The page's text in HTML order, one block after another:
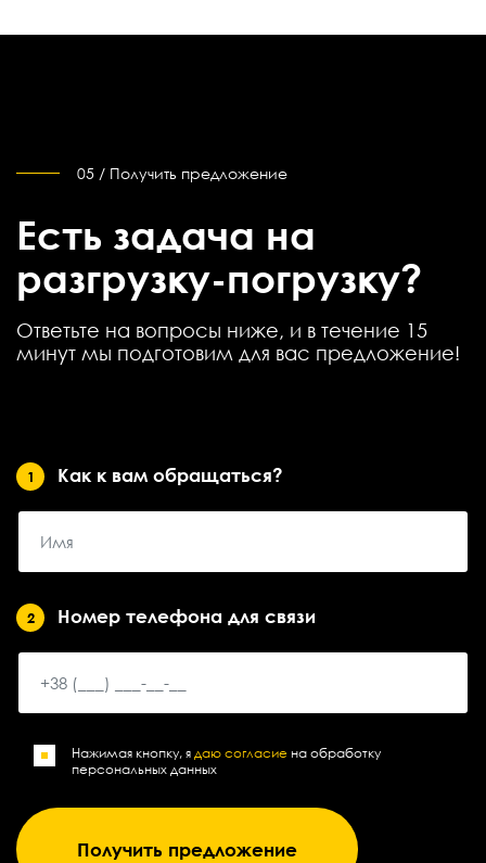
05 / Получить предложение
Есть задача на
разгрузку-погрузку?
Ответьте на вопросы ниже, и в течение 15
минут мы подготовим для вас предложение!
1 Как к вам обращаться?
2 Номер телефона для связи
Нажимая кнопку, я даю согласие на обработку
персональных данных